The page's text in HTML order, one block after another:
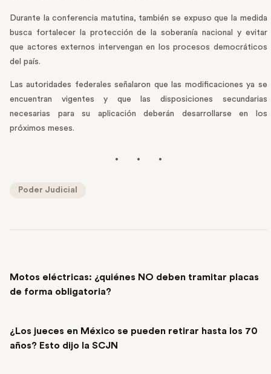
Durante la conferencia matutina, también se expuso que la medida
busca fortalecer la protección de la soberanía nacional y evitar
que actores externos intervengan en los procesos democráticos
del país.
Las autoridades federales señalaron que las modificaciones ya se
encuentran vigentes y que las disposiciones secundarias
necesarias para su aplicación deberán desarrollarse en los
próximos meses.
Poder Judicial
Motos eléctricas: ¿quiénes NO deben tramitar placas
de forma obligatoria?
¿Los jueces en México se pueden retirar hasta los 70
años? Esto dijo la SCJN